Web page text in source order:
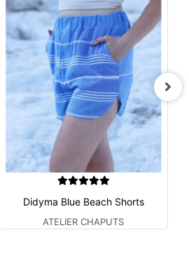
Didyma Blue Beach Shorts
ATELIER CHAPUTS